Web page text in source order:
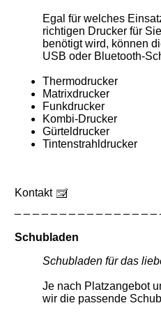
Egal für welches
richtigen Drucker für
benötigt wird, können
USB oder Bluetooth-
Thermodrucker
Matrixdrucker
Funkdrucker
Kombi-Drucker
Gürteldrucker
Tintenstrahldrucker
Kontakt
Schubladen
Schubladen für das
Je nach Platzangebot
wir die passende